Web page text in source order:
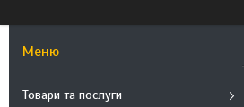
Товари та послуги